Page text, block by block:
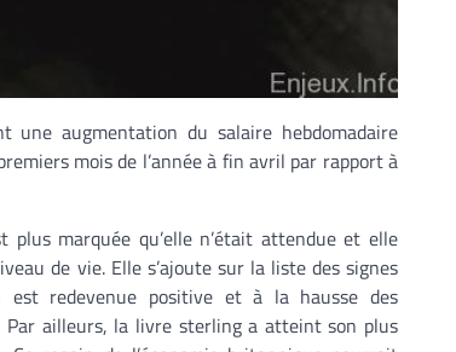
une augmentation du salaire hebdomadaire
mois de l’année à fin avril par rapport à
marquée qu’elle n’était attendue et elle
de vie. Elle s’ajoute sur la liste des signes
est redevenue positive et à la hausse des
Par ailleurs, la livre sterling a atteint son plus